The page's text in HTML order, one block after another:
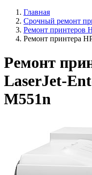
Главная
Срочный ремонт
Ремонт принтеров
Ремонт принтера
Ремонт
LaserJet-
M551n